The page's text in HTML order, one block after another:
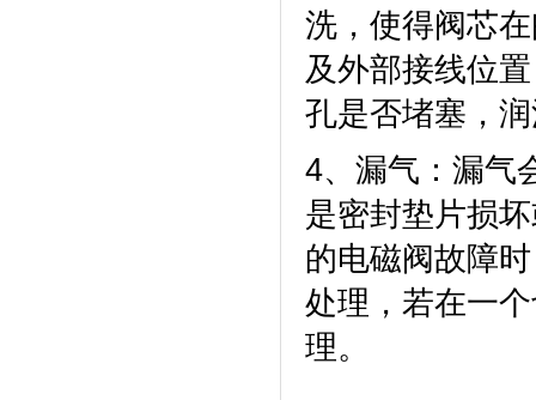
洗，使得阀芯
及外部接线位
孔是否堵塞，
4、漏气：漏气
是密封垫片损
的电磁阀故障
处理，若在一
理。